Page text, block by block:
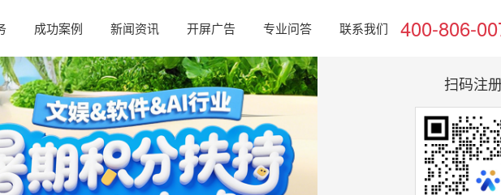
成功案例 新闻资讯 开屏广告 专业问答 联系我们 400-806-
扫码注